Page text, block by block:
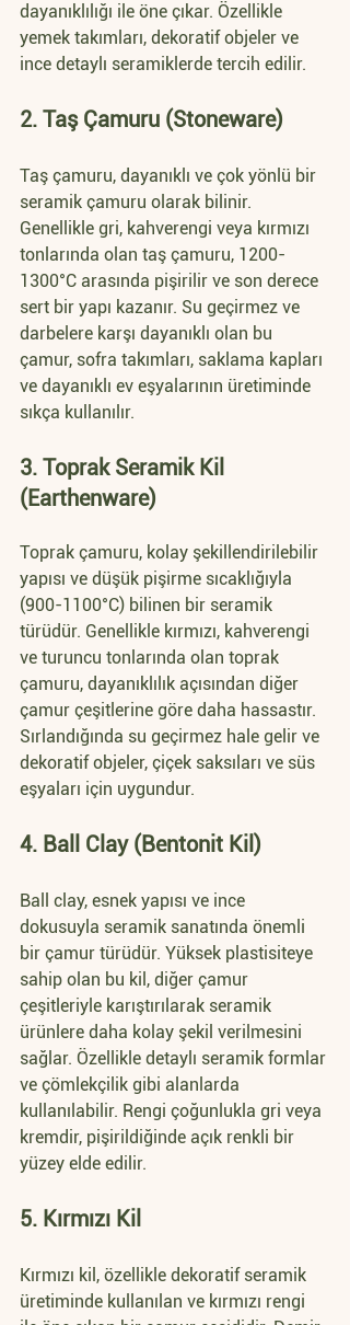
dayanıklılığı ile öne çıkar. Özellikle
yemek takımları, dekoratif objeler ve
ince detaylı seramiklerde tercih edilir.
2. Taş Çamuru (Stoneware)
Taş çamuru, dayanıklı ve çok yönlü bir
seramik çamuru olarak bilinir.
Genellikle gri, kahverengi veya kırmızı
tonlarında olan taş çamuru, 1200-
1300°C arasında pişirilir ve son derece
sert bir yapı kazanır. Su geçirmez ve
darbelere karşı dayanıklı olan bu
çamur, sofra takımları, saklama kapları
ve dayanıklı ev eşyalarının üretiminde
sıkça kullanılır.
3. Toprak Seramik Kil
(Earthenware)
Toprak çamuru, kolay şekillendirilebilir
yapısı ve düşük pişirme sıcaklığıyla
(900-1100°C) bilinen bir seramik
türüdür. Genellikle kırmızı, kahverengi
ve turuncu tonlarında olan toprak
çamuru, dayanıklılık açısından diğer
çamur çeşitlerine göre daha hassastır.
Sırlandığında su geçirmez hale gelir ve
dekoratif objeler, çiçek saksıları ve süs
eşyaları için uygundur.
4. Ball Clay (Bentonit Kil)
Ball clay, esnek yapısı ve ince
dokusuyla seramik sanatında önemli
bir çamur türüdür. Yüksek plastisiteye
sahip olan bu kil, diğer çamur
çeşitleriyle karıştırılarak seramik
ürünlere daha kolay şekil verilmesini
sağlar. Özellikle detaylı seramik formlar
ve çömlekçilik gibi alanlarda
kullanılabilir. Rengi çoğunlukla gri veya
kremdir, pişirildiğinde açık renkli bir
yüzey elde edilir.
5. Kırmızı Kil
Kırmızı kil, özellikle dekoratif seramik
üretiminde kullanılan ve kırmızı rengi